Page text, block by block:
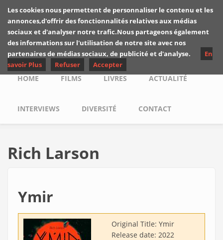
Skip to main content
Les critiques de
Yuyine
Main menu
HOME FILMS LIVRES ACTUALITÉ
INTERVIEWS DIVERSITÉ CONTACT
Rich Larson
Ymir
Original Title: Ymir
Release date: 2022
Les cookies nous permettent de personnaliser le contenu et les
annonces,d'offrir des fonctionnalités relatives aux médias
sociaux et d'analyser notre trafic.Nous partageons également
des informations sur l'utilisation de notre site avec nos
partenaires de médias sociaux, de publicité et d'analyse.
En
savoir Plus
Refuser Accepter